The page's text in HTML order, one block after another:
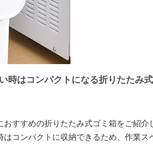
時はコンパクトになる折りたたみ
すすめの折りたたみ式ゴミ箱をご紹介
コンパクトに収納できるため、作業ス